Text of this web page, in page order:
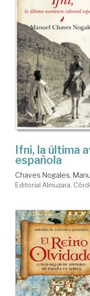
Ifni, la última
española
Chaves Nogales,
Editorial Almuzara.